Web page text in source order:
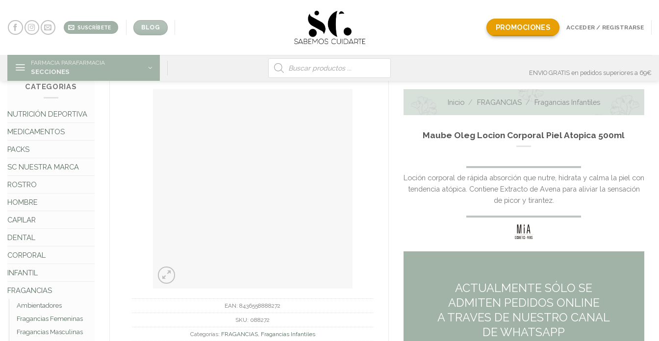
content
SUSCRÍBETE BLOG PROMOCIONES ACCEDER / REGISTRARSE
FARMACIA PARAFARMACIA
SECCIONES
Búsqueda
de
productos
ENVIO GRATIS en pedidos superiores a 69€
CATEGORIAS
NUTRICIÓN DEPORTIVA
MEDICAMENTOS
PACKS
SC NUESTRA MARCA
ROSTRO
HOMBRE
CAPILAR
DENTAL
CORPORAL
INFANTIL
FRAGANCIAS
Ambientadores
Fragancias Femeninas
Fragancias Masculinas
EAN:8436558888272
SKU: 088272
Categorías: FRAGANCIAS, Fragancias Infantiles
Inicio / FRAGANCIAS / Fragancias Infantiles
Maube Oleg Locion Corporal Piel Atopica 500ml
El
precio
original
era:
10,95€.
El
precio
actual
es:
8,76€.
Loción corporal de rápida absorción que nutre, hidrata y calma la piel con
tendencia atópica. Contiene Extracto de Avena para aliviar la sensación
de picor y tirantez.
ACTUALMENTE SÓLO SE
ADMITEN PEDIDOS ONLINE
A TRAVES DE NUESTRO CANAL
DE WHATSAPP